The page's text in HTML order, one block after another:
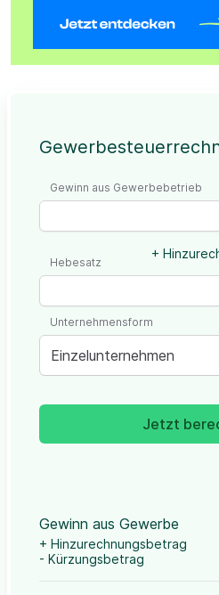
Gewinn aus Gewerbebetrieb
+
Hebesatz
Einzelunternehmen
Unternehmensform
Jetzt
Gewinn aus Gewerbe
+ Hinzurechnungsbetrag
- Kürzungsbetrag